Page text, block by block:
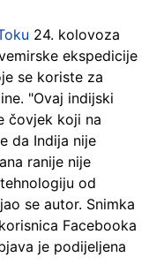
24. kolovoza
ekspedicije
se koriste za
"Ovaj indijski
čovjek koji na
da Indija nije
ranije nije
od
se autor. Snimka
Facebooka
je podijeljena